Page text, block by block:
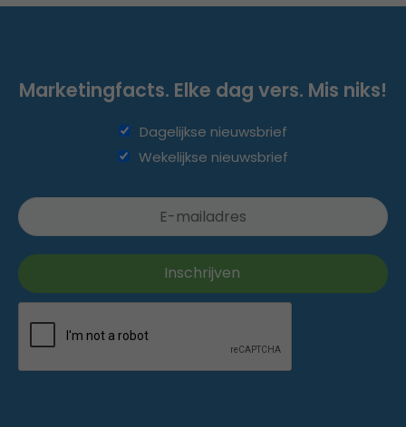
Marketingfacts. Elke dag vers. Mis niks!
Dagelijkse nieuwsbrief
Wekelijkse nieuwsbrief